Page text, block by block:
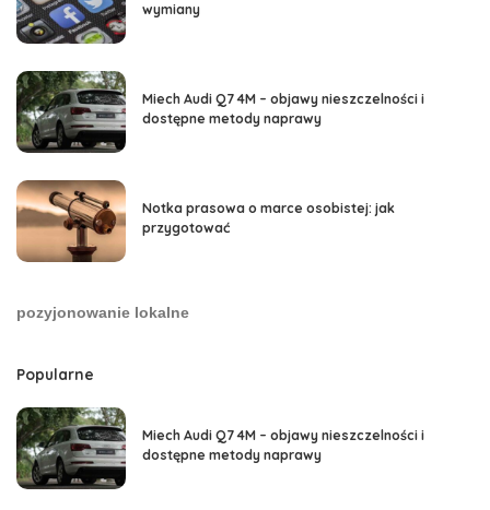
wymiany
Miech Audi Q7 4M – objawy nieszczelności i
dostępne metody naprawy
Notka prasowa o marce osobistej: jak
przygotować
pozyjonowanie lokalne
Popularne
Miech Audi Q7 4M – objawy nieszczelności i
dostępne metody naprawy